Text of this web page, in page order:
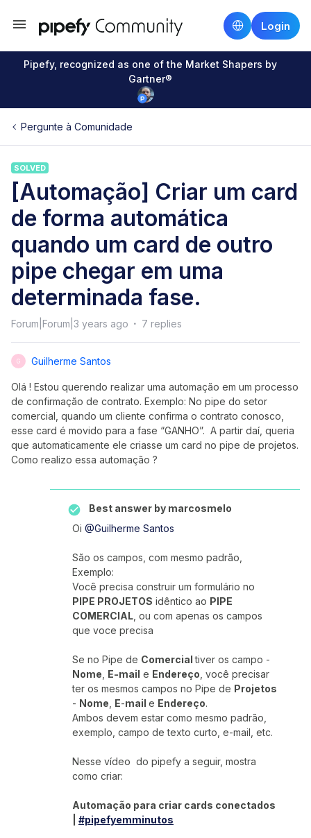
Login
Pipefy, recognized as one of the Market Shapers by
Gartner®
Pergunte à Comunidade
SOLVED
[Automação] Criar um card
de forma automática
quando um card de outro
pipe chegar em uma
determinada fase.
Forum|Forum|3 years ago 7 replies
G Guilherme Santos
Olá ! Estou querendo realizar uma automação em um processo
de confirmação de contrato. Exemplo: No pipe do setor
comercial, quando um cliente confirma o contrato conosco,
esse card é movido para a fase “GANHO”. A partir daí, queria
que automaticamente ele criasse um card no pipe de projetos.
Como realizo essa automação ?
Best answer by marcosmelo
Oi @Guilherme Santos
São os campos, com mesmo padrão,
Exemplo:
Você precisa construir um formulário no
PIPE PROJETOS idêntico ao PIPE
COMERCIAL , ou com apenas os campos
que voce precisa
Se no Pipe de Comercialtiver os campo -
Nome E-mail e Endereço , você precisar
ter os mesmos campos no Pipe de Projetos
- Nome E-mail e Endereço.
Ambos devem estar como mesmo padrão,
exemplo, campo de texto curto, e-mail, etc.
Nesse vídeo do pipefy a seguir, mostra
como criar:
Automação para criar cards conectados
#pipefyemminutos